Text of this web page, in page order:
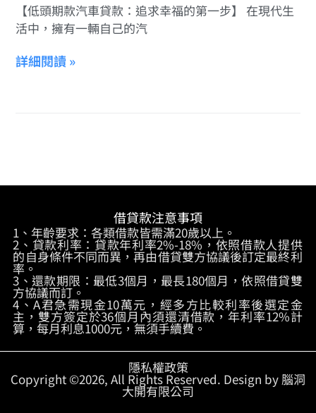
【低頭期款汽車貸款：追求幸福的第一步】 在現代生
活中，擁有一輛自己的汽
詳細閱讀 »
借貸款注意事項
1、年齡要求：各類借款皆需滿20歲以上。
2、貸款利率：貸款年利率2%-18%，依照借款人提供
的自身條件不同而異，再由借貸雙方協議後訂定最終利
率。
3、還款期限：最低3個月，最長180個月，依照借貸雙
方協議而訂。
4、A君急需現金10萬元，經多方比較利率後選定金
主，雙方簽定於36個月內須還清借款，年利率12%計
算，每月利息1000元，無須手續費。
隱私權政策
Copyright ©2026, All Rights Reserved. Design by 腦洞
大開有限公司